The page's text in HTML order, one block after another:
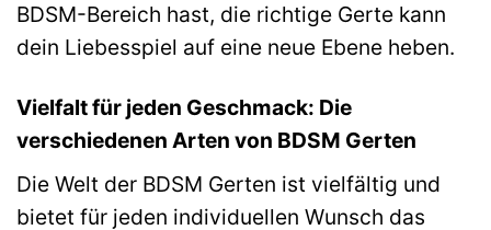
BDSM-Bereich hast, die richtige Gerte kann
dein Liebesspiel auf eine neue Ebene heben.
Vielfalt für jeden Geschmack: Die
verschiedenen Arten von BDSM Gerten
Die Welt der BDSM Gerten ist vielfältig und
bietet für jeden individuellen Wunsch das